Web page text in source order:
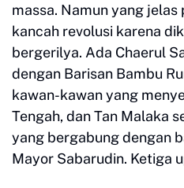
massa. Namun yang
kancah revolusi karena
bergerilya. Ada Chaerul
dengan Barisan Bambu
kawan-kawan yang
Tengah, dan Tan Malaka
yang bergabung dengan
Mayor Sabarudin. Ketiga